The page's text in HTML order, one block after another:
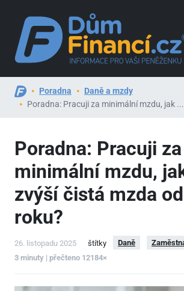
Poradna
Daně a mzdy
Poradna: Pracuji za minimální mzdu, jak ...
Poradna: Pracuji za
minimální mzdu,
zvýší čistá mzda
roku?
26. listopadu 2025 štítky Daně
3 minuty | přečteno 12184×